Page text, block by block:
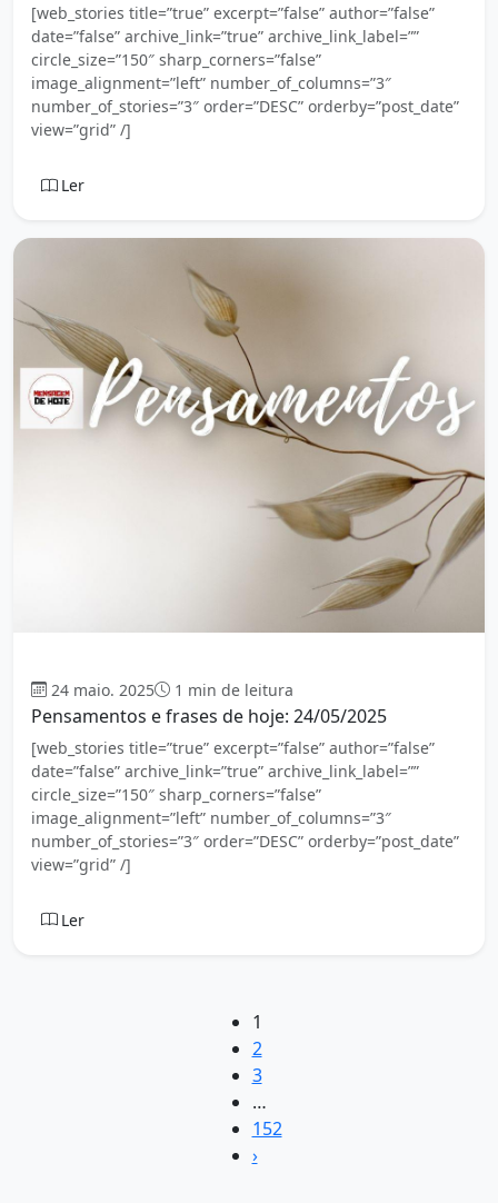
[web_stories title=”true” excerpt=”false” author=”false”
date=”false” archive_link=”true” archive_link_label=””
circle_size=”150″ sharp_corners=”false”
image_alignment=”left” number_of_columns=”3″
number_of_stories=”3″ order=”DESC” orderby=”post_date”
view=”grid” /]
Ler
24 maio. 2025 1 min de leitura
Pensamentos e frases de hoje: 24/05/2025
[web_stories title=”true” excerpt=”false” author=”false”
date=”false” archive_link=”true” archive_link_label=””
circle_size=”150″ sharp_corners=”false”
image_alignment=”left” number_of_columns=”3″
number_of_stories=”3″ order=”DESC” orderby=”post_date”
view=”grid” /]
Ler
1
2
3
…
152
›